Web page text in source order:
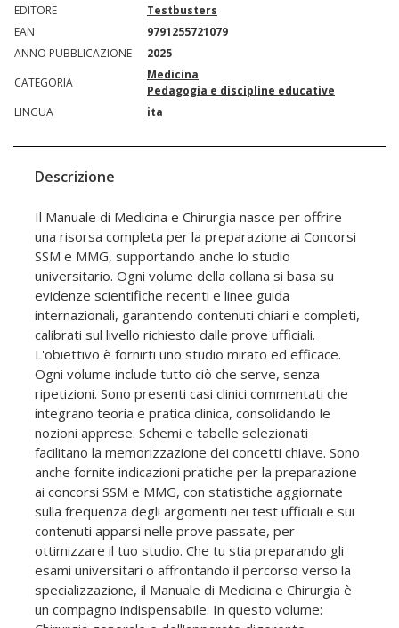
EDITORE
Testbusters
EAN
9791255721079
ANNO PUBBLICAZIONE
2025
CATEGORIA
Medicina
Pedagogia e discipline educative
LINGUA
ita
Descrizione
Il Manuale di Medicina e Chirurgia nasce per offrire
una risorsa completa per la preparazione ai Concorsi
SSM e MMG, supportando anche lo studio
universitario. Ogni volume della collana si basa su
evidenze scientifiche recenti e linee guida
internazionali, garantendo contenuti chiari e completi,
calibrati sul livello richiesto dalle prove ufficiali.
L'obiettivo è fornirti uno studio mirato ed efficace.
Ogni volume include tutto ciò che serve, senza
ripetizioni. Sono presenti casi clinici commentati che
integrano teoria e pratica clinica, consolidando le
nozioni apprese. Schemi e tabelle selezionati
facilitano la memorizzazione dei concetti chiave. Sono
anche fornite indicazioni pratiche per la preparazione
ai concorsi SSM e MMG, con statistiche aggiornate
sulla frequenza degli argomenti nei test ufficiali e sui
contenuti apparsi nelle prove passate, per
ottimizzare il tuo studio. Che tu stia preparando gli
esami universitari o affrontando il percorso verso la
specializzazione, il Manuale di Medicina e Chirurgia è
un compagno indispensabile. In questo volume: